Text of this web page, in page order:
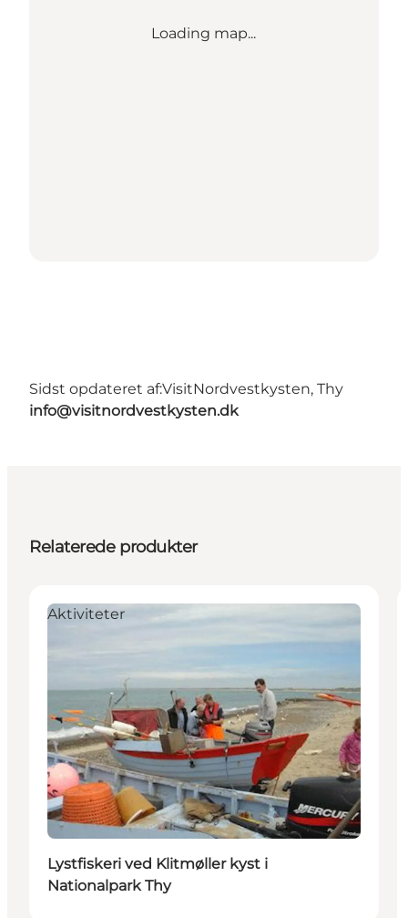
Loading map...
Sidst opdateret af:VisitNordvestkysten, Thy
info@visitnordvestkysten.dk
Relaterede produkter
Aktiviteter
Lystfiskeri ved Klitmøller kyst i
Nationalpark Thy